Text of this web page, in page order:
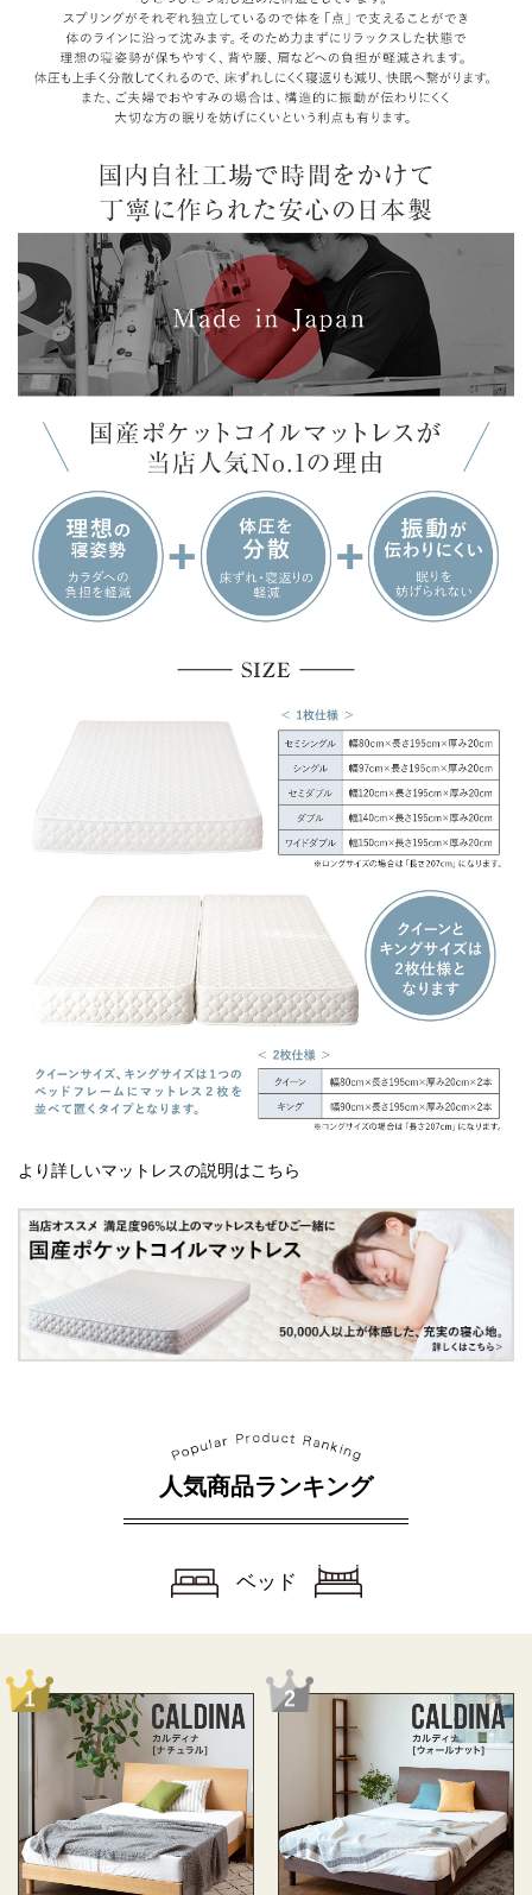
より詳しいマットレスの説明はこちら
人気商品ランキング
ベッド